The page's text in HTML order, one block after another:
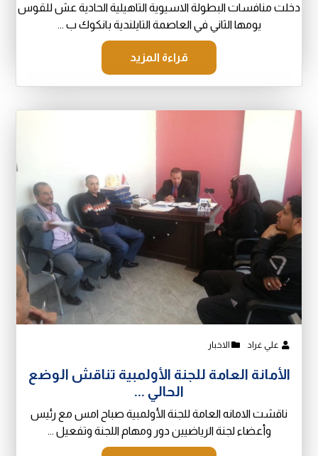
دخلت منافسات البطولة الاسيوية التاهيلية الحادية عش للقوس
يومها الثاني في العاصمة التايلندية بانكوك ب ...
قراءة المزيد
علي غراد الاخبار
الأمانة العامة للجنة الأولمبية تناقش الوضع
الحالي ...
ناقشت الامانه العامة للجنة الأولمبية صباح امس مع رئيس
وأعضاء لجنة الرياضيين دور ومهام اللجنة وتفعيل ...